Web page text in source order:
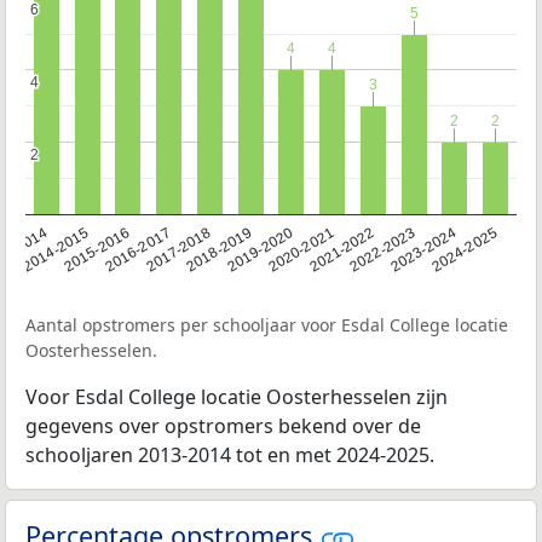
2014
2014-20152015-20162016-20172017-20182018-20192019-20202020-20212021-20222022-20232023-20242024-2025
2
2
4
4
6
6
4
4 4
4
3
3
5
5
2
2 2
2
Aantal opstromers per schooljaar voor Esdal College locatie
Oosterhesselen.
Voor Esdal College locatie Oosterhesselen zijn
gegevens over opstromers bekend over de
schooljaren 2013-2014 tot en met 2024-2025.